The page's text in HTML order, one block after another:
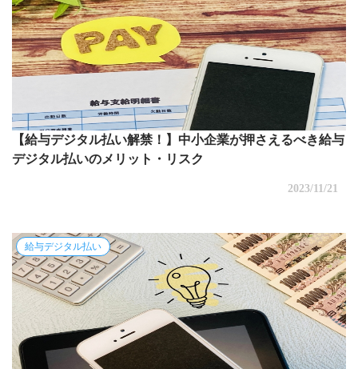
【給与デジタル払い解禁！】中小企業が押さえるべき給与
デジタル払いのメリット・リスク
2023/11/21
給与デジタル払い